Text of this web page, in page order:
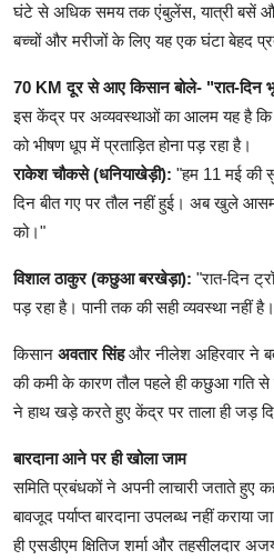
घंटे से अधिक समय तक एंबुलेंस, यात्री बसें
बच्चों और मरीजों के लिए यह एक घंटा बेहद
70 KM दूर से आए किसान बोले- "रात-दिन
इस केंद्र पर अव्यवस्थाओं का आलम यह है कि
को भीषण धूप में प्रताड़ित होना पड़ रहा है।
राकेश चौकसे (धनियाखेड़ी): "हम 11 मई की
दिन बीत गए पर तौल नहीं हुई। अब खुले
को।"
विशाल ठाकुर (कछुआ बरखेड़ा): "रात-दिन
पड़ रहा है। पानी तक की सही व्यवस्था नहीं
किसान अवतार सिंहऔर नीलेश अहिरवार ने
की कमी के कारण तौल पहले ही कछुआ गति से
ने हाथ खड़े करते हुए केंद्र पर ताला ही जड़
बारदाना आने पर ही खोला जाम
समिति प्रबंधकों ने अपनी लाचारी जताते हुए
बावजूद पर्याप्त बारदाना उपलब्ध नहीं
ही एसडीएम क्षितिज शर्मा और तहसीलदार